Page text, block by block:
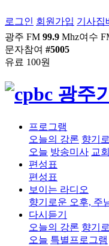
로그인 회원가입 기사집
광주 FM 99.9 Mhz여수
문자참여 #5005
유료 100원
프로그램
오늘의 강론 향기
오늘 방송미사 교
편성표
편성표
보이는 라디오
향기로운 오후, 주
다시듣기
오늘의 강론 향기
오늘 특별프로그램